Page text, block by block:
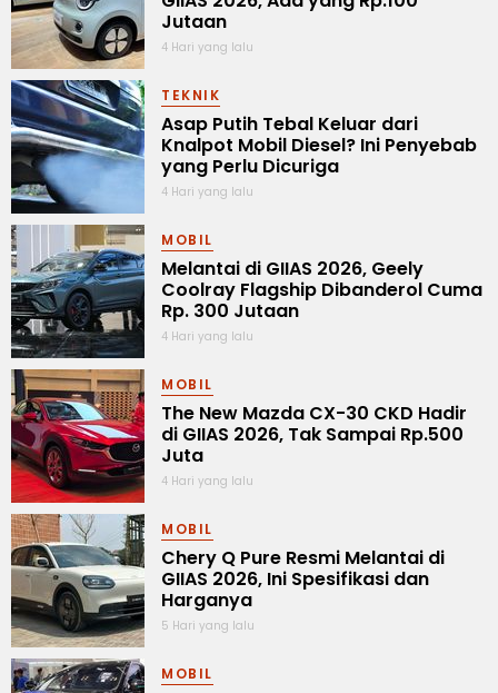
Jutaan
4 Hari yang lalu
TEKNIK
Asap Putih Tebal Keluar dari
Knalpot Mobil Diesel? Ini Penyebab
yang Perlu Dicuriga
4 Hari yang lalu
MOBIL
Melantai di GIIAS 2026, Geely
Coolray Flagship Dibanderol Cuma
Rp. 300 Jutaan
4 Hari yang lalu
MOBIL
The New Mazda CX-30 CKD Hadir
di GIIAS 2026, Tak Sampai Rp.500
Juta
4 Hari yang lalu
MOBIL
Chery Q Pure Resmi Melantai di
GIIAS 2026, Ini Spesifikasi dan
Harganya
5 Hari yang lalu
MOBIL